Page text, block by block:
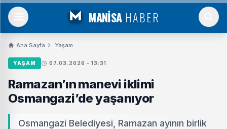
MANİSA HABER
Ana Sayfa Yaşam
YAŞAM 07.03.2026 - 13:31
Ramazan’ın manevi iklimi
Osmangazi’de yaşanıyor
Osmangazi Belediyesi, Ramazan ayının birlik